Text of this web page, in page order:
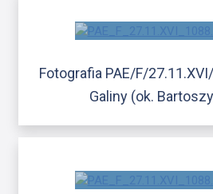
Fotografia PAE/F/
Galiny (ok.